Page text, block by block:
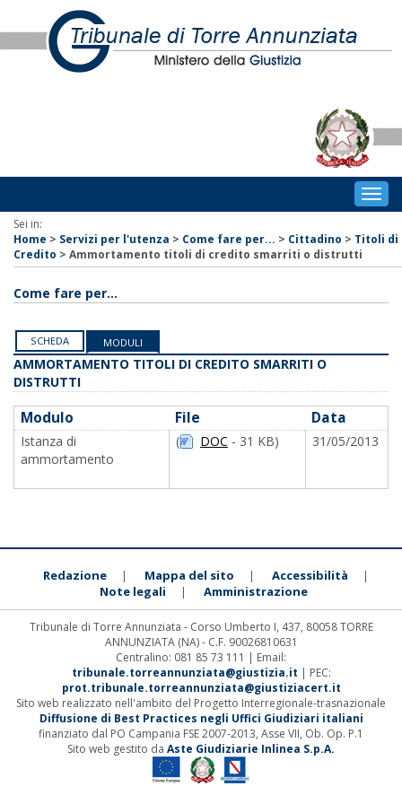
Sei in:
Home > Servizi per l'utenza > Come fare per... > Cittadino > Titoli di
Credito > Ammortamento titoli di credito smarriti o distrutti
Come fare per...
SCHEDA MODULI
AMMORTAMENTO TITOLI DI CREDITO SMARRITI O
DISTRUTTI
Modulo File Data
Istanza di
ammortamento
( DOC - 31 KB) 31/05/2013
Redazione | Mappa del sito | Accessibilità |
Note legali | Amministrazione
Tribunale di Torre Annunziata - Corso Umberto I, 437, 80058 TORRE
ANNUNZIATA (NA) - C.F. 90026810631
Centralino: 081 85 73 111 | Email:
tribunale.torreannunziata@giustizia.it | PEC:
prot.tribunale.torreannunziata@giustiziacert.it
Sito web realizzato nell'ambito del Progetto Interregionale-trasnazionale
Diffusione di Best Practices negli Uffici Giudiziari italiani
finanziato dal PO Campania FSE 2007-2013, Asse VII, Ob. Op. P.1
Sito web gestito da Aste Giudiziarie Inlinea S.p.A.